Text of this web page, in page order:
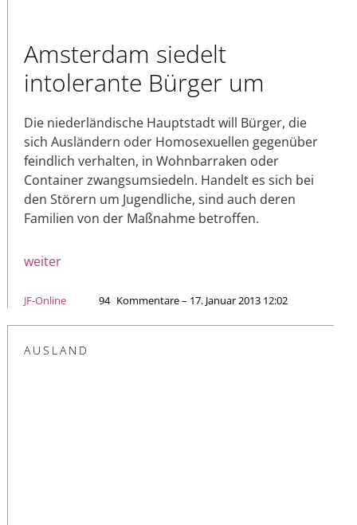
Amsterdam siedelt
intolerante Bürger um
Die niederländische Hauptstadt will Bürger, die
sich Ausländern oder Homosexuellen gegenüber
feindlich verhalten, in Wohnbarraken oder
Container zwangsumsiedeln. Handelt es sich bei
den Störern um Jugendliche, sind auch deren
Familien von der Maßnahme betroffen.
weiter
JF-Online 94 Kommentare – 17. Januar 2013 12:02
AUSLAND